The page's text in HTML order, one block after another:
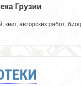
Грузии
книг, авторских работ,